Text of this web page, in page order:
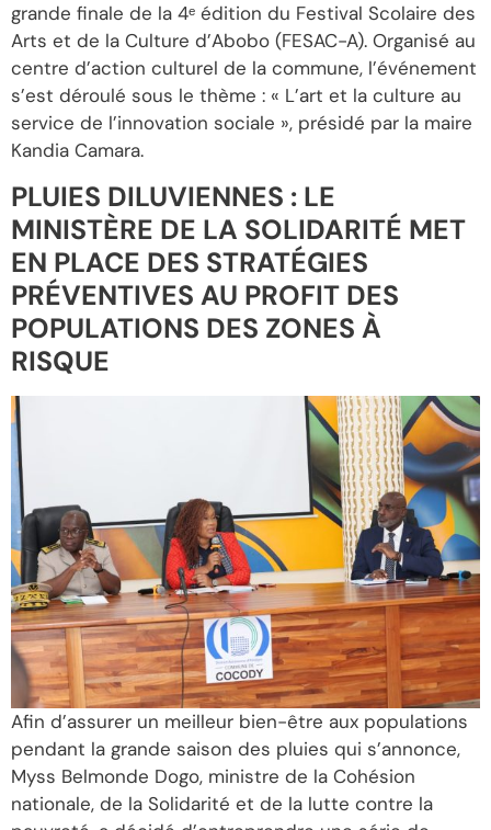
grande finale de la 4ᵉ édition du Festival Scolaire des
Arts et de la Culture d’Abobo (FESAC-A). Organisé au
centre d’action culturel de la commune, l’événement
s’est déroulé sous le thème : « L’art et la culture au
service de l’innovation sociale », présidé par la maire
Kandia Camara.
PLUIES DILUVIENNES : LE
MINISTÈRE DE LA SOLIDARITÉ MET
EN PLACE DES STRATÉGIES
PRÉVENTIVES AU PROFIT DES
POPULATIONS DES ZONES À
RISQUE
Afin d’assurer un meilleur bien-être aux populations
pendant la grande saison des pluies qui s’annonce,
Myss Belmonde Dogo, ministre de la Cohésion
nationale, de la Solidarité et de la lutte contre la